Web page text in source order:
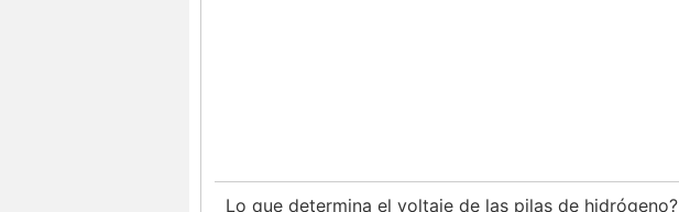
Lo que determina el voltaje de las pilas de hidrógeno?